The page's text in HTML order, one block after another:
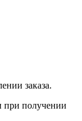
заказа.
при получении